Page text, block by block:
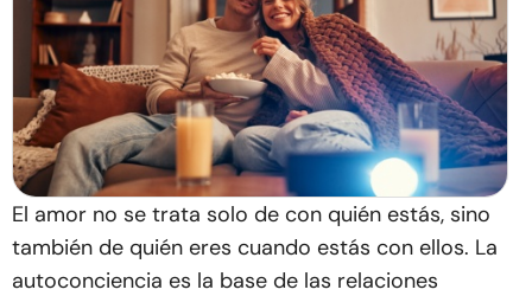
El amor no se trata solo de con quién estás, sino
también de quién eres cuando estás con ellos. La
autoconciencia es la base de las relaciones